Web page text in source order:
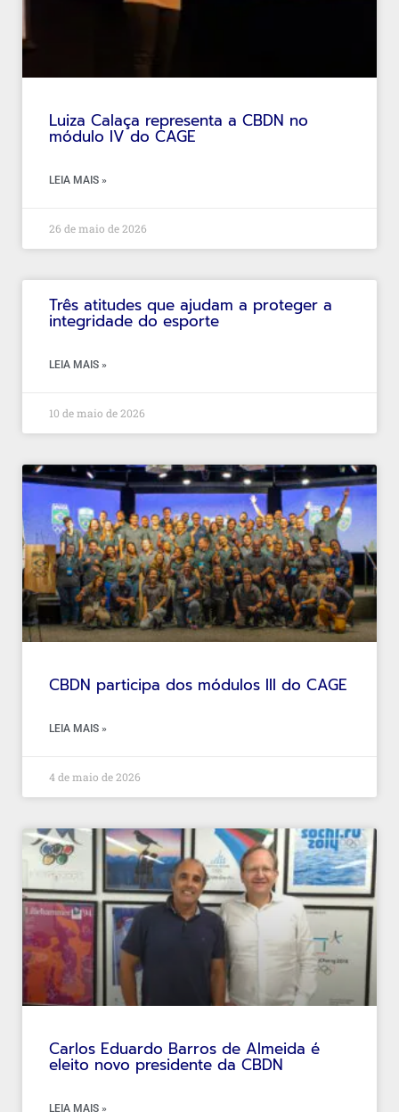
Luiza Calaça representa a CBDN no
módulo IV do CAGE
LEIA MAIS »
26 de maio de 2026
Três atitudes que ajudam a proteger a
integridade do esporte
LEIA MAIS »
10 de maio de 2026
CBDN participa dos módulos III do CAGE
LEIA MAIS »
4 de maio de 2026
Carlos Eduardo Barros de Almeida é
eleito novo presidente da CBDN
LEIA MAIS »